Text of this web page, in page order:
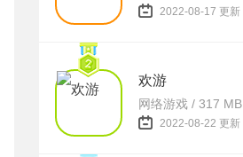
2022-08-17 更新
欢游
网络游戏 / 317 MB
2022-08-22 更新